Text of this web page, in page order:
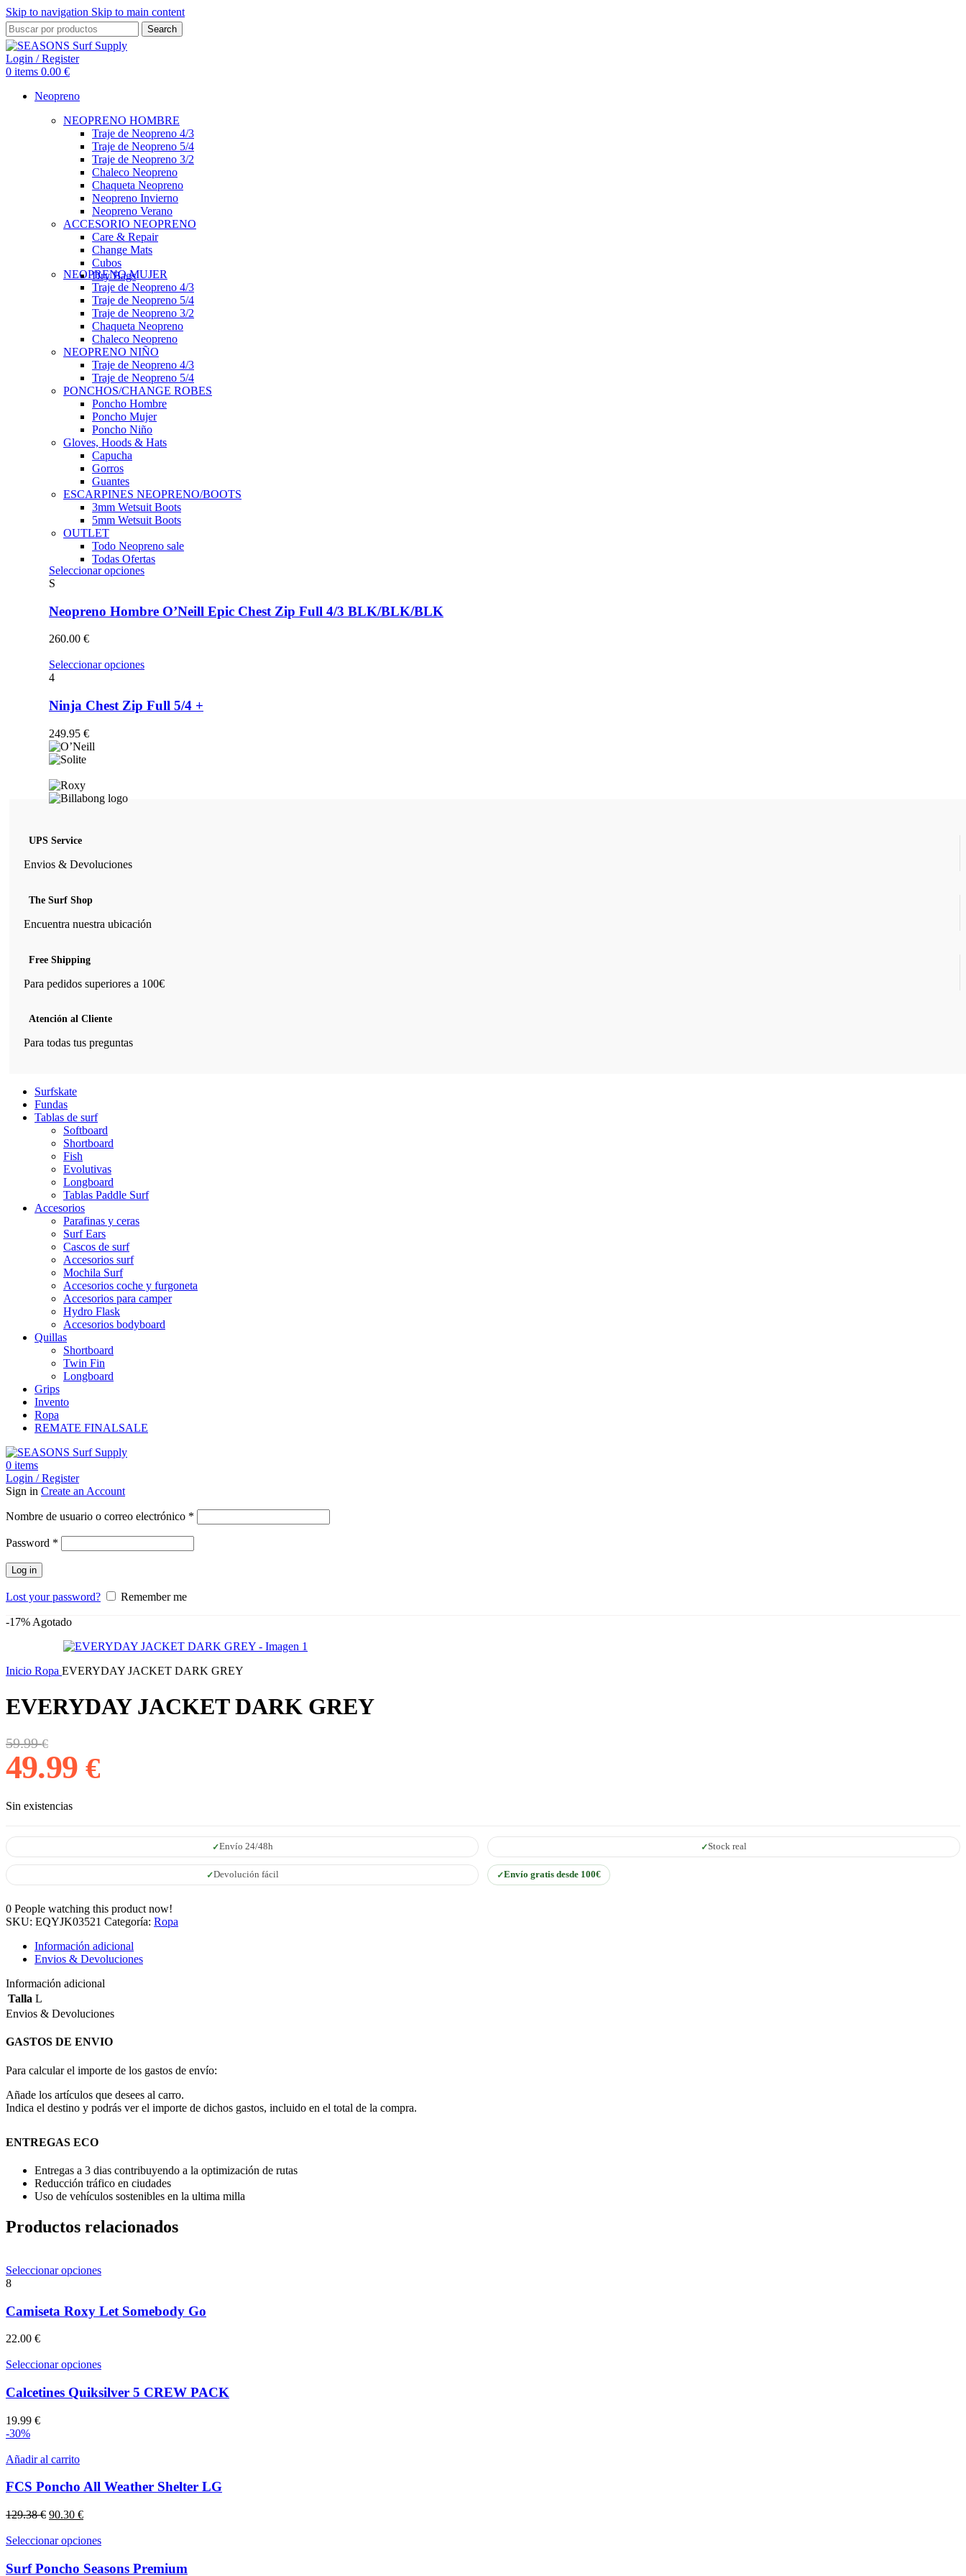
Skip to navigation Skip to main content
Search
Login / Register
0 items 0.00 €
Neopreno
NEOPRENO HOMBRE
Traje de Neopreno 4/3
Traje de Neopreno 5/4
Traje de Neopreno 3/2
Chaleco Neopreno
Chaqueta Neopreno
Neopreno Invierno
Neopreno Verano
ACCESORIO NEOPRENO
Care & Repair
Change Mats
Cubos
Dry Bags
NEOPRENO MUJER
Traje de Neopreno 4/3
Traje de Neopreno 5/4
Traje de Neopreno 3/2
Chaqueta Neopreno
Chaleco Neopreno
NEOPRENO NIÑO
Traje de Neopreno 4/3
Traje de Neopreno 5/4
PONCHOS/CHANGE ROBES
Poncho Hombre
Poncho Mujer
Poncho Niño
Gloves, Hoods & Hats
Capucha
Gorros
Guantes
ESCARPINES NEOPRENO/BOOTS
3mm Wetsuit Boots
5mm Wetsuit Boots
OUTLET
Todo Neopreno sale
Todas Ofertas
Seleccionar opcionesEste
múltiples
variantes.
se
pueden
en
la
S
Neopreno Hombre O’Neill Epic Chest Zip Full 4/3 BLK/BLK/BLK
260.00 €
Seleccionar opcionesEste
múltiples
variantes.
4
Ninja Chest Zip Full 5/4 +
249.95 €
UPS Service
Envios & Devoluciones
The Surf Shop
Encuentra nuestra ubicación
Free Shipping
Para pedidos superiores a 100€
Atención al Cliente
Para todas tus preguntas
Surfskate
Fundas
Tablas de surf
Softboard
Shortboard
Fish
Evolutivas
Longboard
Tablas Paddle Surf
Accesorios
Parafinas y ceras
Surf Ears
Cascos de surf
Accesorios surf
Mochila Surf
Accesorios coche y furgoneta
Accesorios para camper
Hydro Flask
Accesorios bodyboard
Quillas
Shortboard
Twin Fin
Longboard
Grips
Invento
Ropa
REMATE FINALSALE
0 items
Login / Register
Sign in Create an Account
Nombre de usuario o correo electrónico *
Password *
Log in
Lost your password? Remember me
-17% Agotado
Inicio Ropa EVERYDAY JACKET DARK GREY
EVERYDAY JACKET DARK GREY
59.99€
El
original
era:
49.99€
El
actual
es:
Sin existencias
Envío 24/48h Stock real
Devolución fácil Envío gratis desde 100€
0 People watching this product now!
SKU: EQYJK03521 Categoría: Ropa
Información adicional
Envios & Devoluciones
Información adicional
Talla L
Envios & Devoluciones
GASTOS DE ENVIO
Para calcular el importe de los gastos de envío:
Añade los artículos que desees al carro.
Indica el destino y podrás ver el importe de dichos gastos, incluido en el total de la compra.
ENTREGAS ECO
Entregas a 3 dias contribuyendo a la optimización de rutas
Reducción tráfico en ciudades
Uso de vehículos sostenibles en la ultima milla
Productos relacionados
Seleccionar opcionesEste
múltiples
variantes.
se
pueden
elegir
en
8
Camiseta Roxy Let Somebody Go
22.00 €
Seleccionar opcionesEste
tiene
múltiples
elegir
en
producto
Calcetines Quiksilver 5 CREW PACK
19.99 €
-30%
Añadir al carrito
FCS Poncho All Weather Shelter LG
129.38€ El
original
129.38 €.
90.30 €El
actual
90.30 €.
Seleccionar opcionesEste
tiene
Surf Poncho Seasons Premium